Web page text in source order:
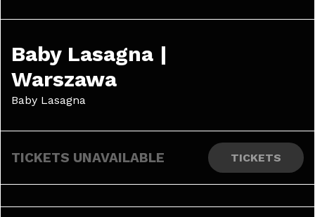
Baby Lasagna |
Warszawa
Baby Lasagna
TICKETS UNAVAILABLE TICKETS